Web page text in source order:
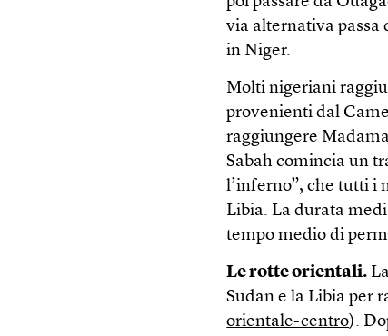
via alternativa passa
in Niger.
Molti nigeriani
provenienti dal
raggiungere
Sabah comincia un
l’inferno”, che tutti i
Libia. La durata
tempo medio di
Le rotte orientali.
Sudan e la Libia per
orientale-centro).